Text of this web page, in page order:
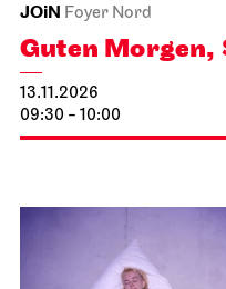
JOiN Foyer Nord
Guten Morgen,
13.11.2026
09:30 - 10:00